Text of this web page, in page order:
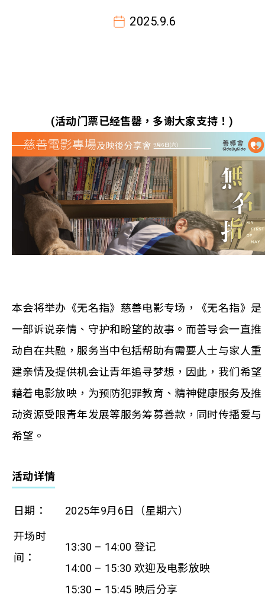
2025.9.6
(活动门票已经售罄，多谢大家支持！)
本会将举办《无名指》慈善电影专场，《无名指》是
一部诉说亲情、守护和盼望的故事。而善导会一直推
动自在共融，服务当中包括帮助有需要人士与家人重
建亲情及提供机会让青年追寻梦想，因此，我们希望
藉着电影放映，为预防犯罪教育、精神健康服务及推
动资源受限青年发展等服务筹募善款，同时传播爱与
希望。
活动详情
日期： 2025年9月6日（星期六）
开场时
间：
13:30 – 14:00 登记
14:00 – 15:30 欢迎及电影放映
15:30 – 15:45 映后分享